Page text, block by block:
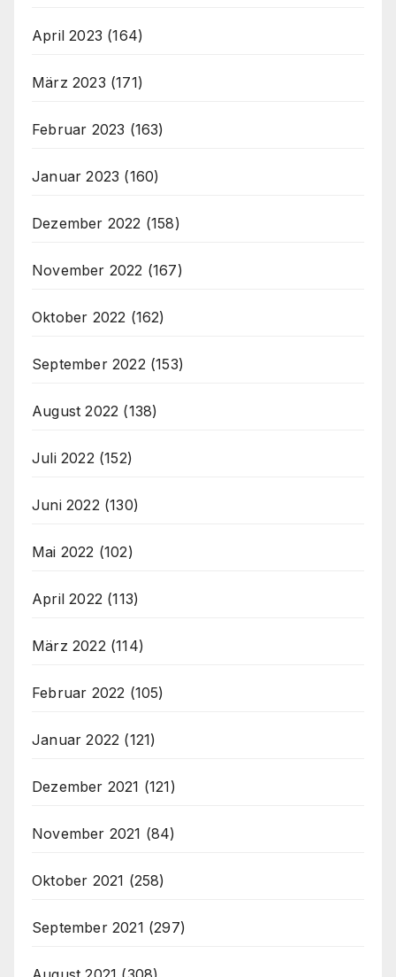
April 2023 (164)
März 2023 (171)
Februar 2023 (163)
Januar 2023 (160)
Dezember 2022 (158)
November 2022 (167)
Oktober 2022 (162)
September 2022 (153)
August 2022 (138)
Juli 2022 (152)
Juni 2022 (130)
Mai 2022 (102)
April 2022 (113)
März 2022 (114)
Februar 2022 (105)
Januar 2022 (121)
Dezember 2021 (121)
November 2021 (84)
Oktober 2021 (258)
September 2021 (297)